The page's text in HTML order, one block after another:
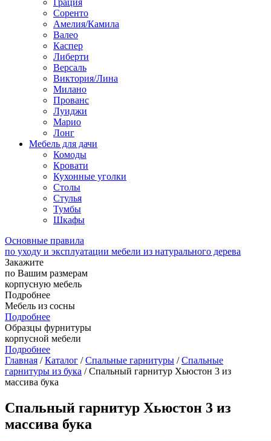
Грация
Соренто
Амелия/Камила
Валео
Каспер
Либерти
Версаль
Виктория/Лина
Милано
Прованс
Луиджи
Марио
Лонг
Мебель для дачи
Комоды
Кровати
Кухонные уголки
Столы
Стулья
Тумбы
Шкафы
Основные правила
по уходу и эксплуатации мебели из натурального дерева
Закажите
по Вашим размерам
корпусную мебель
Подробнее
Мебель из сосны
Подробнее
Образцы фурнитуры
корпусной мебели
Подробнее
Главная /Каталог /Спальные гарнитуры /Спальные
гарнитуры из бука / Спальный гарнитур Хьюстон 3 из
массива бука
Спальный гарнитур Хьюстон 3 из
массива бука